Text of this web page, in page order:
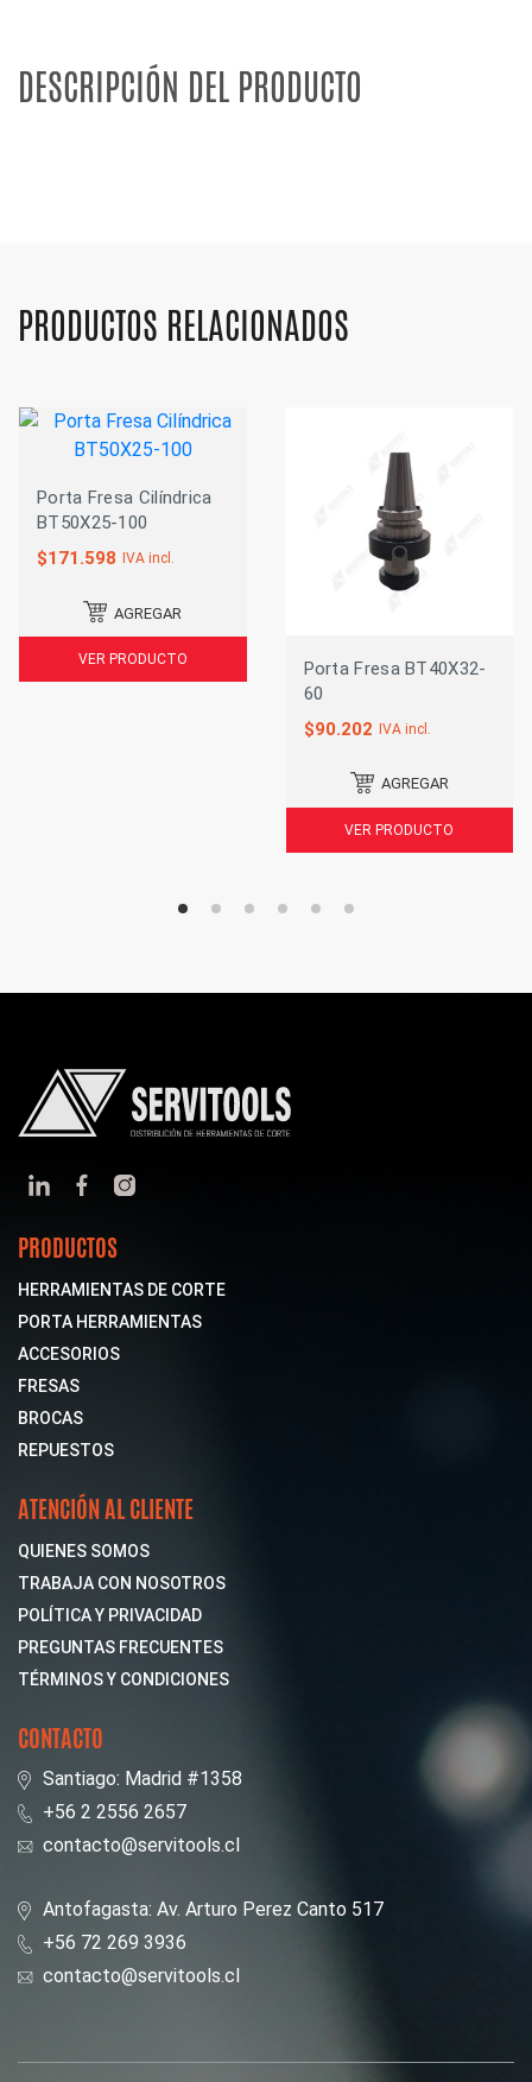
DESCRIPCIÓN DEL PRODUCTO
PRODUCTOS RELACIONADOS
Porta Fresa Cilíndrica
BT50X25-100
$171.598 IVA incl.
AGREGAR
VER PRODUCTO
Porta Fresa BT40X32-
60
$90.202 IVA incl.
AGREGAR
VER PRODUCTO
PRODUCTOS
HERRAMIENTAS DE CORTE
PORTA HERRAMIENTAS
ACCESORIOS
FRESAS
BROCAS
REPUESTOS
ATENCIÓN AL CLIENTE
QUIENES SOMOS
TRABAJA CON NOSOTROS
POLÍTICA Y PRIVACIDAD
PREGUNTAS FRECUENTES
TÉRMINOS Y CONDICIONES
CONTACTO
Santiago: Madrid #1358
+56 2 2556 2657
contacto@servitools.cl
Antofagasta: Av. Arturo Perez Canto 517
+56 72 269 3936
contacto@servitools.cl